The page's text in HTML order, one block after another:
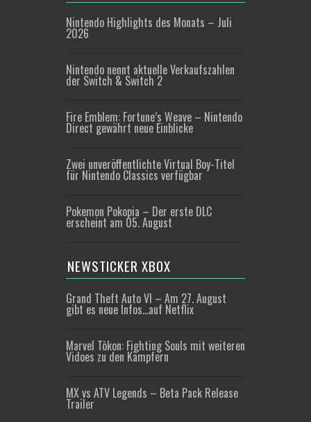
Nintendo Highlights des Monats – Juli
2026
Nintendo nennt aktuelle Verkaufszahlen
der Switch & Switch 2
Fire Emblem: Fortune’s Weave – Nintendo
Direct gewährt neue Einblicke
Zwei unveröffentlichte Virtual Boy-Titel
für Nintendo Classics verfügbar
Pokemon Pokopia – Der erste DLC
erscheint am 05. August
NEWSTICKER XBOX
Grand Theft Auto VI – Am 27. August
gibt es neue Infos…auf Netflix
Marvel Tōkon: Fighting Souls mit weiteren
Vidoes zu den Kämpfern
MX vs ATV Legends – Beta Pack Release
Trailer